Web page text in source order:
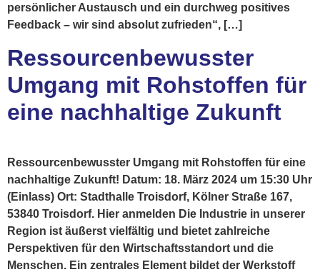
persönlicher Austausch und ein durchweg positives
Feedback – wir sind absolut zufrieden“, […]
Ressourcenbewusster
Umgang mit Rohstoffen für
eine nachhaltige Zukunft
Ressourcenbewusster Umgang mit Rohstoffen für eine
nachhaltige Zukunft! Datum: 18. März 2024 um 15:30 Uhr
(Einlass) Ort: Stadthalle Troisdorf, Kölner Straße 167,
53840 Troisdorf. Hier anmelden Die Industrie in unserer
Region ist äußerst vielfältig und bietet zahlreiche
Perspektiven für den Wirtschaftsstandort und die
Menschen. Ein zentrales Element bildet der Werkstoff